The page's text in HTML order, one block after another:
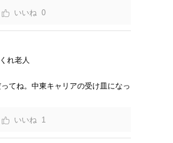
0
れ老人
てね。中東キャリアの受け皿になっ
1